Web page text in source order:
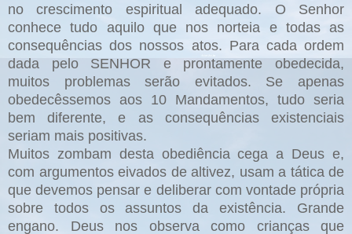
no crescimento espiritual adequado. O Senhor
conhece tudo aquilo que nos norteia e todas as
consequências dos nossos atos. Para cada ordem
dada pelo SENHOR e prontamente obedecida,
muitos problemas serão evitados. Se apenas
obedecêssemos aos 10 Mandamentos, tudo seria
bem diferente, e as consequências existenciais
seriam mais positivas.
Muitos zombam desta obediência cega a Deus e,
com argumentos eivados de altivez, usam a tática de
que devemos pensar e deliberar com vontade própria
sobre todos os assuntos da existência. Grande
engano. Deus nos observa como crianças que